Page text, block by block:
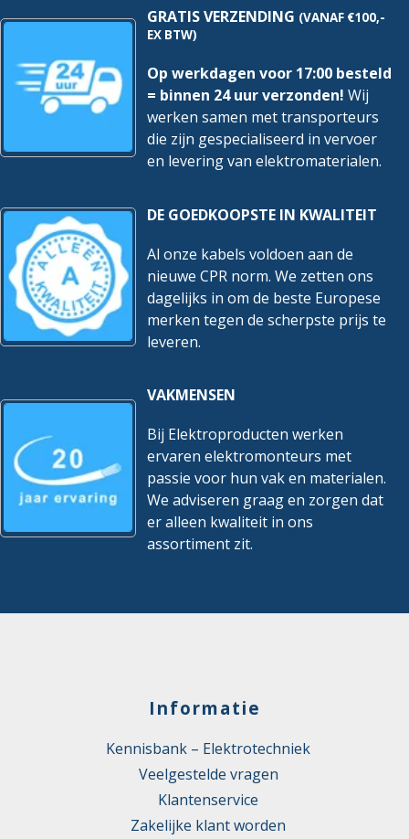
GRATIS VERZENDING (VANAF €100,-
EX BTW)
Op werkdagen voor 17:00 besteld
= binnen 24 uur verzonden! Wij
werken samen met transporteurs
die zijn gespecialiseerd in vervoer
en levering van elektromaterialen.
DE GOEDKOOPSTE IN KWALITEIT
Al onze kabels voldoen aan de
nieuwe CPR norm. We zetten ons
dagelijks in om de beste Europese
merken tegen de scherpste prijs te
leveren.
VAKMENSEN
Bij Elektroproducten werken
ervaren elektromonteurs met
passie voor hun vak en materialen.
We adviseren graag en zorgen dat
er alleen kwaliteit in ons
assortiment zit.
Informatie
Kennisbank – Elektrotechniek
Veelgestelde vragen
Klantenservice
Zakelijke klant worden